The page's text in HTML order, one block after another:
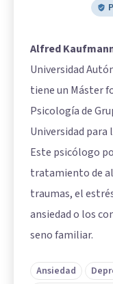
Alfred
Universidad
tiene un Máster
Psicología de
Universidad
Este psicólogo
tratamiento de
traumas, el
ansiedad o los
seno familiar.
Ansiedad